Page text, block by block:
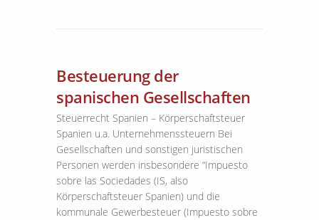
Besteuerung der
spanischen Gesellschaften
Steuerrecht Spanien – Körperschaftsteuer
Spanien u.a. Unternehmenssteuern Bei
Gesellschaften und sonstigen juristischen
Personen werden insbesondere “Impuesto
sobre las Sociedades (IS, also
Körperschaftsteuer Spanien) und die
kommunale Gewerbesteuer (Impuesto sobre